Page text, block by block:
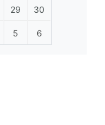
29 30
5 6